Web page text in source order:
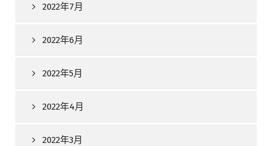
2022年7月
2022年6月
2022年5月
2022年4月
2022年3月